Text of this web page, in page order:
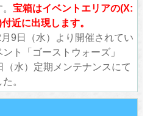
宝箱はイベントエリアの(X:
近に出現します。
月9日（水）より開催されてい
ト「ゴーストウォーズ」
（水）定期メンテナンスにて
。